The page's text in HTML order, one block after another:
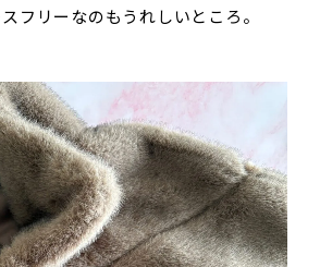
フリーなのもうれしいところ。